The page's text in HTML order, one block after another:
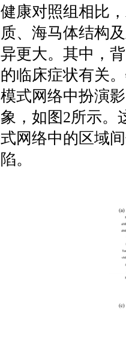
健康对照组相比，
质、海马体结构
异更大。其中，
的临床症状有关
模式网络中扮演
象，如图 2所示。
式网络中的区域
陷。